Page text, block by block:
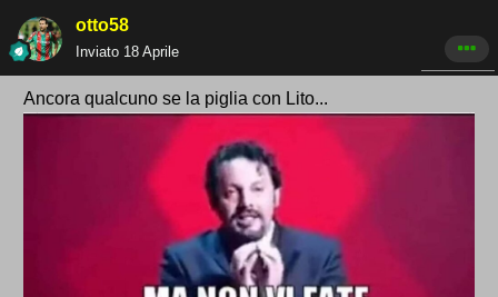
otto58
Inviato 18 Aprile
Ancora qualcuno se la piglia con Lito...